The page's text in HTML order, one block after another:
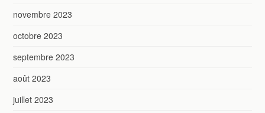
novembre 2023
octobre 2023
septembre 2023
août 2023
juillet 2023